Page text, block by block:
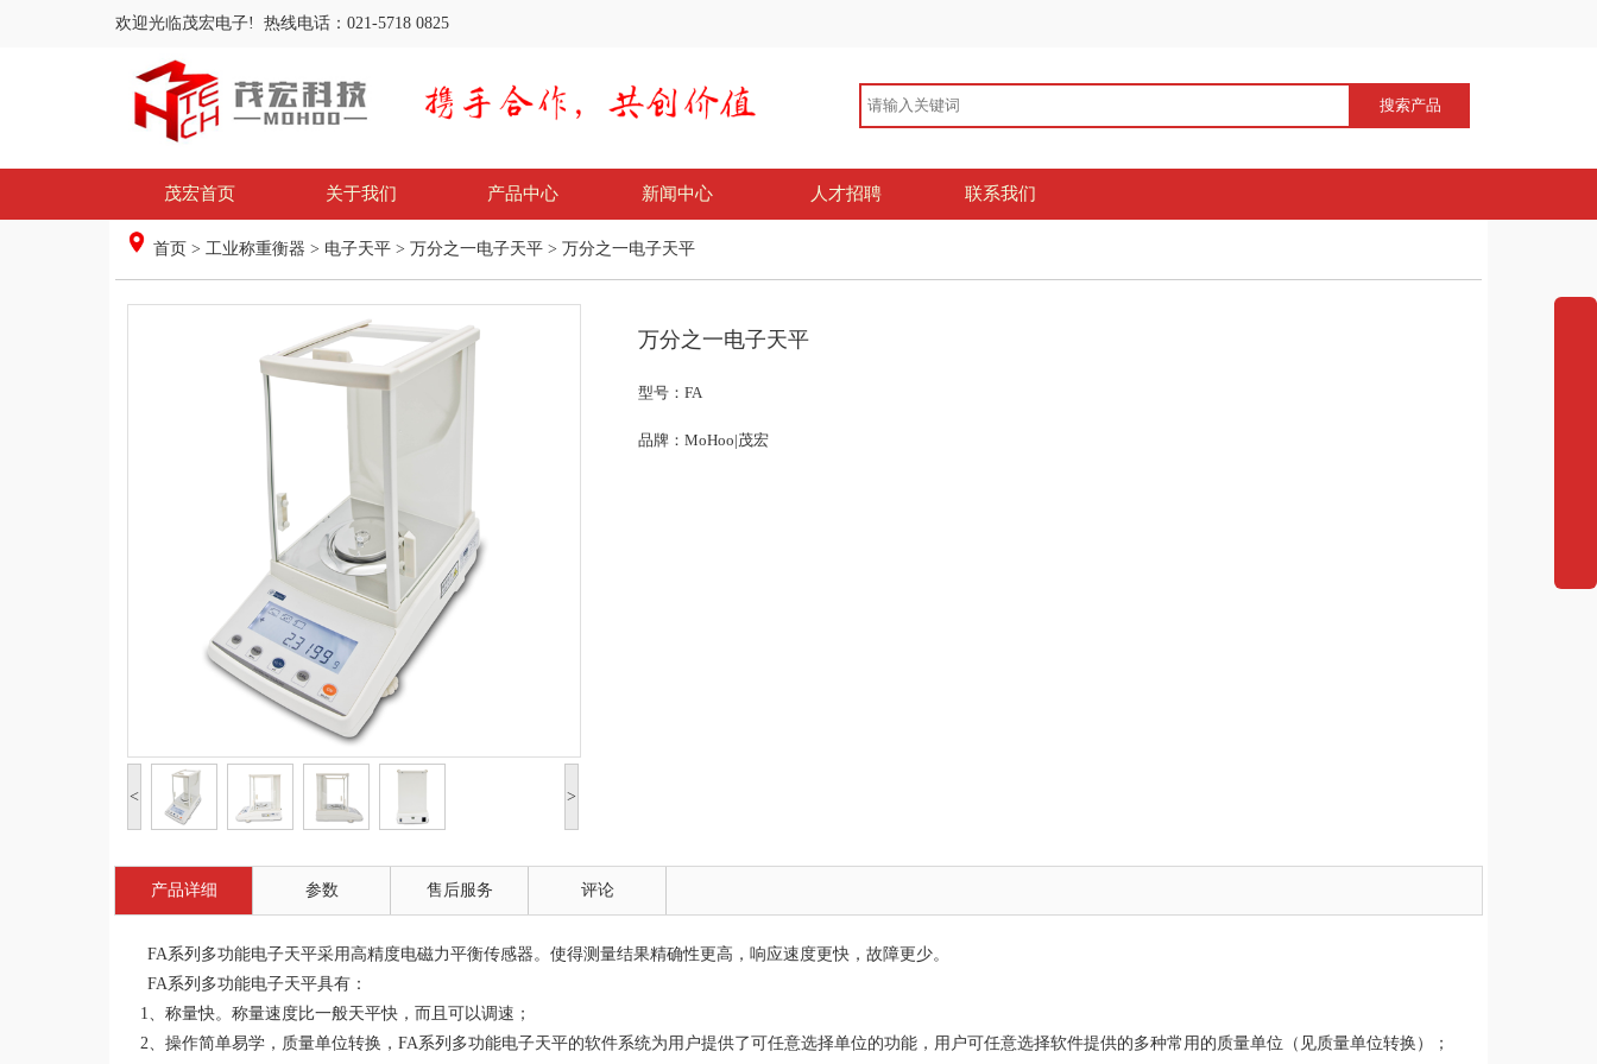
欢迎光临茂宏电子! 热线电话：021-5718 0825
茂宏首页 关于我们 产品中心 新闻中心 人才招聘 联系我们
首页 > 工业称重衡器 > 电子天平 > 万分之一电子天平 > 万分之一电子天平
< >
万分之一电子天平
型号：FA
品牌：MoHoo|茂宏
产品详细 参数 售后服务 评论
FA系列多功能电子天平采用高精度电磁力平衡传感器。使得测量结果精确性更高，响应速度更快，故障更少。
FA系列多功能电子天平具有：
1、称量快。称量速度比一般天平快，而且可以调速；
2、操作简单易学，质量单位转换， FA系列多功能电子天平的软件系统为用户提供了可任意选择单位的功能，用户可任意选择软件提供的多种常用的质量单位（见质量单位转换）；